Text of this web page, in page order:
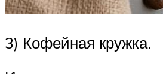
3) Кофейная кружка.